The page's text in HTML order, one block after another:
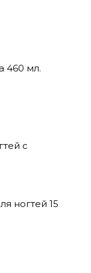
460 мл.
с
ногтей 15